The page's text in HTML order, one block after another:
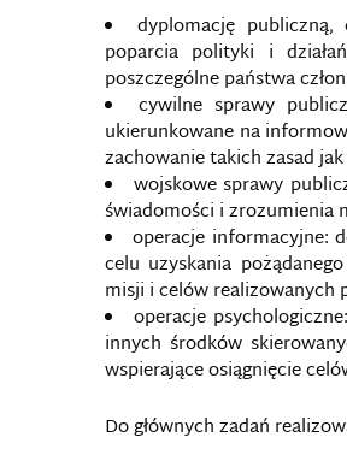
dyplomację
poparcia polityki i
poszczególne państwa
cywilne sprawy
ukierunkowane na
zachowanie takich zasad
wojskowe sprawy
świadomości i zrozumienia
operacje informacyjne:
celu uzyskania
misji i celów realizowanych
operacje
innych środków
wspierające osiągnięcie
Do głównych zadań